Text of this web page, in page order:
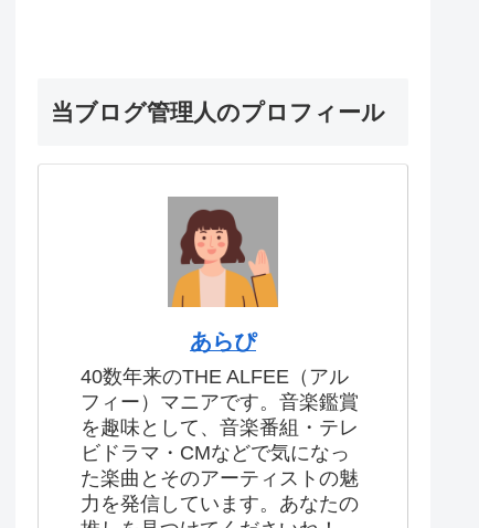
当ブログ管理人のプロフィール
あらぴ
40数年来のTHE ALFEE（アル
フィー）マニアです。音楽鑑賞
を趣味として、音楽番組・テレ
ビドラマ・CMなどで気になっ
た楽曲とそのアーティストの魅
力を発信しています。あなたの